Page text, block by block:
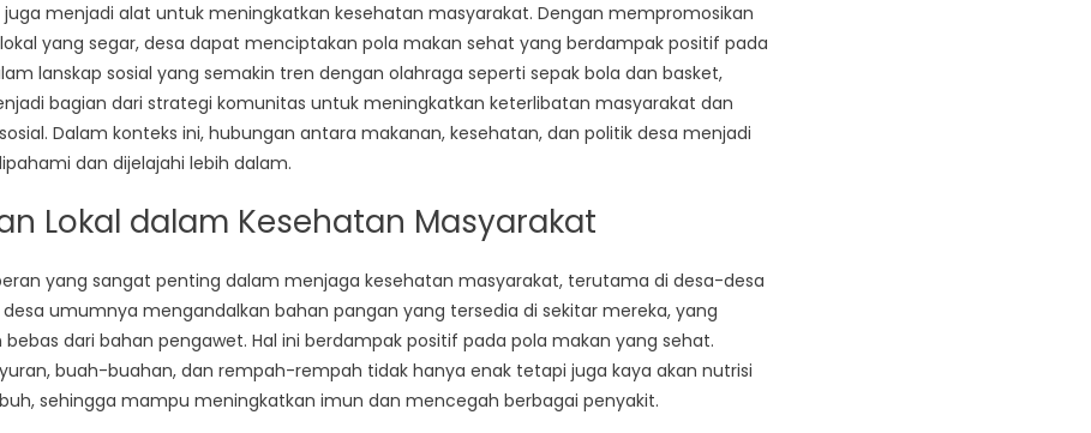
juga menjadi alat untuk meningkatkan kesehatan masyarakat. Dengan mempromosikan
yang segar, desa dapat menciptakan pola makan sehat yang berdampak positif pada
lanskap sosial yang semakin tren dengan olahraga seperti sepak bola dan basket,
bagian dari strategi komunitas untuk meningkatkan keterlibatan masyarakat dan
Dalam konteks ini, hubungan antara makanan, kesehatan, dan politik desa menjadi
dan dijelajahi lebih dalam.
Lokal dalam Kesehatan Masyarakat
yang sangat penting dalam menjaga kesehatan masyarakat, terutama di desa-desa
desa umumnya mengandalkan bahan pangan yang tersedia di sekitar mereka, yang
dari bahan pengawet. Hal ini berdampak positif pada pola makan yang sehat.
buah-buahan, dan rempah-rempah tidak hanya enak tetapi juga kaya akan nutrisi
sehingga mampu meningkatkan imun dan mencegah berbagai penyakit.